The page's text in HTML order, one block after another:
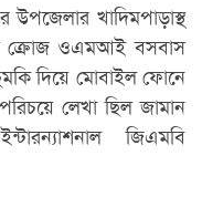
উপজেলার খাদিমপাড়াস্থ
ক্রোজ ওএমআই বসবাস
দিয়ে মোবাইল ফোনে
লেখা ছিল জামান
জিএমবি